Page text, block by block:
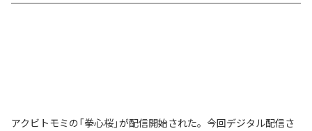
アクビトモミの「拳心桜」が配信開始された。今回デジタル配信さ